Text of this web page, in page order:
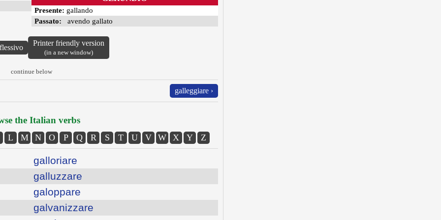
Presente: gallando
Passato: avendo gallato
Printer friendly version
(in a new window)
continue below
galleggiare ›
the Italian verbs
L M N O P Q R S T U V W X Y Z
galloriare
galluzzare
galoppare
galvanizzare